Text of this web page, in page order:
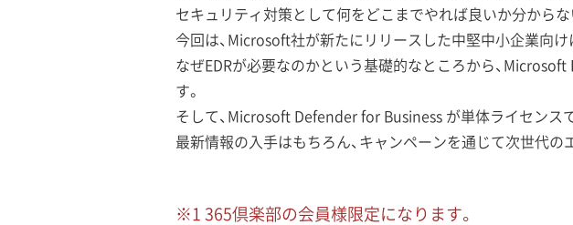
セキュリティ対策として何をどこまでやれば良いか分から
今回は、Microsoft社が新たにリリースした中堅中小企業向
なぜEDRが必要なのかという基礎的なところから、
す。
そして、Microsoft Defender for Business が単体ライセンス
最新情報の入手はもちろん、キャンペーンを通じて次世代の
※1 365倶楽部の会員様限定になります。